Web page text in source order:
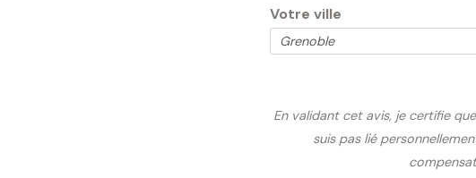
Votre ville
En validant cet avis, je certifie
suis pas lié